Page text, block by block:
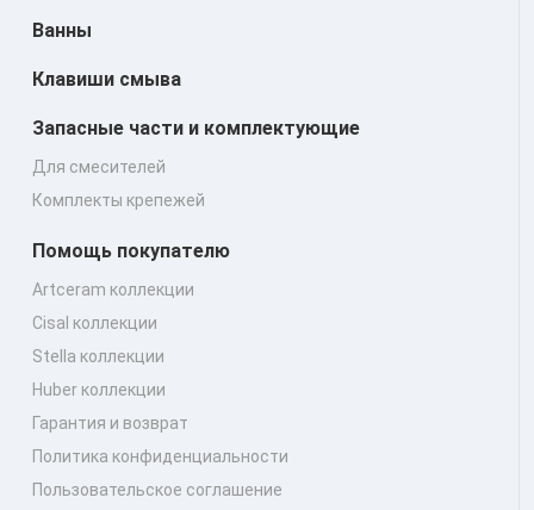
Ванны
Клавиши смыва
Запасные части и комплектующие
Для смесителей
Комплекты крепежей
Помощь покупателю
Artceram коллекции
Cisal коллекции
Stella коллекции
Huber коллекции
Гарантия и возврат
Политика конфиденциальности
Пользовательское соглашение